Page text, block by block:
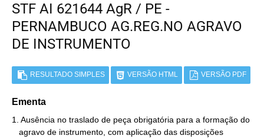
STF AI 621644 AgR / PE -
PERNAMBUCO AG.REG.NO AGRAVO
DE INSTRUMENTO
RESULTADO SIMPLES VERSÃO HTML VERSÃO PDF
Ementa
1. Ausência no traslado de peça obrigatória para a formação do